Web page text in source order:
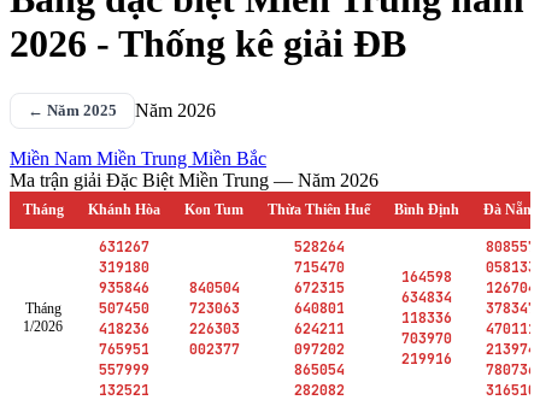
2026 - Thống kê giải ĐB
← Năm 2025 Năm 2026
Miền Nam Miền Trung Miền Bắc
Ma trận giải Đặc Biệt Miền Trung — Năm 2026
Tháng Khánh Hòa Kon Tum Thừa Thiên Huế Bình Định Đà Nẵng
Tháng
1/2026
631267
319180
935846
507450
418236
765951
557999
132521
840504
723063
226303
002377
528264
715470
672315
640801
624211
097202
865054
282082
164598
634834
118336
703970
219916
808557
058133
126704
378347
470111
213974
780736
316510